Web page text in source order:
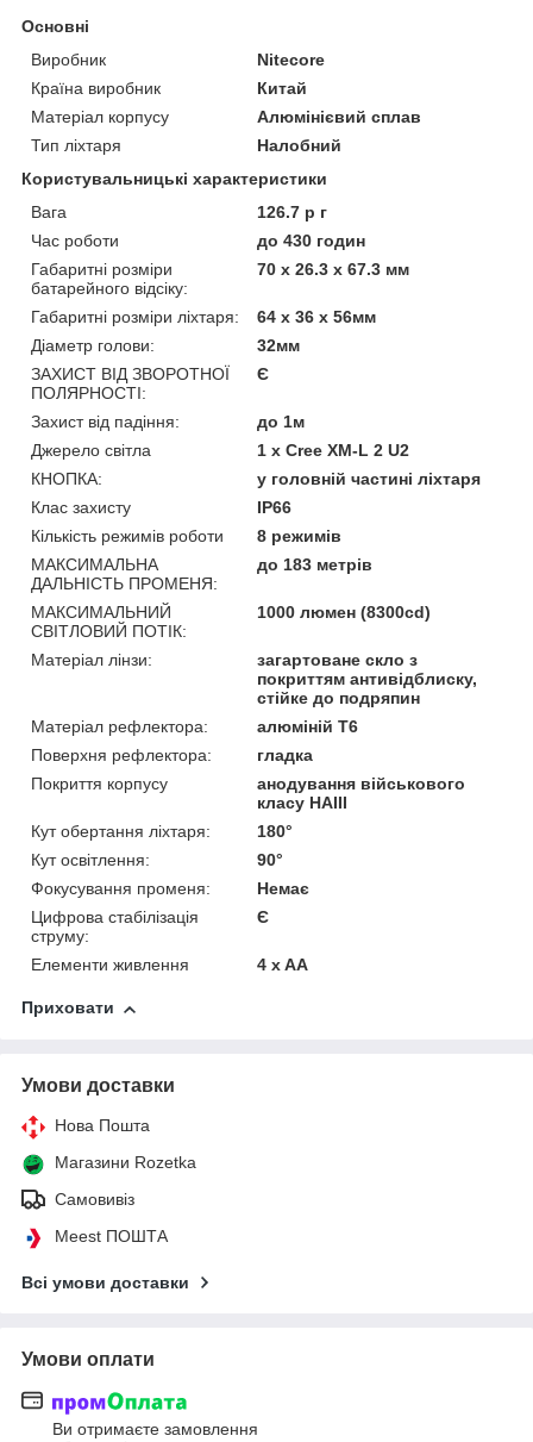
Основні
Виробник
Nitecore
Країна виробник
Китай
Матеріал корпусу
Алюмінієвий сплав
Тип ліхтаря
Налобний
Користувальницькі характеристики
Вага
126.7 р г
Час роботи
до 430 годин
Габаритні розміри
батарейного відсіку:
70 х 26.3 х 67.3 мм
Габаритні розміри ліхтаря:
64 х 36 х 56мм
Діаметр голови:
32мм
ЗАХИСТ ВІД ЗВОРОТНОЇ
ПОЛЯРНОСТІ:
Є
Захист від падіння:
до 1м
Джерело світла
1 x Cree XM-L 2 U2
КНОПКА:
у головній частині ліхтаря
Клас захисту
IP66
Кількість режимів роботи
8 режимів
МАКСИМАЛЬНА
ДАЛЬНІСТЬ ПРОМЕНЯ:
до 183 метрів
МАКСИМАЛЬНИЙ
СВІТЛОВИЙ ПОТІК:
1000 люмен (8300cd)
Матеріал лінзи:
загартоване скло з
покриттям антивідблиску,
стійке до подряпин
Матеріал рефлектора:
алюміній T6
Поверхня рефлектора:
гладка
Покриття корпусу
анодування військового
класу HAIII
Кут обертання ліхтаря:
180°
Кут освітлення:
90°
Фокусування променя:
Немає
Цифрова стабілізація
струму:
Є
Елементи живлення 4 x AA
Приховати
Умови доставки
Нова Пошта
Магазини Rozetka
Самовивіз
Meest ПОШТА
Всі умови доставки
Умови оплати
Ви отримаєте замовлення